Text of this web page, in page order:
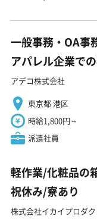
一般事務・OA事
アパレル企業で
アデコ株式会社
東京都 港区
時給1,800円～
派遣社員
軽作業/化粧品の
祝休み/寮あり
株式会社イカイプロダク